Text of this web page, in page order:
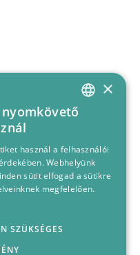
HUNGARIAN
×
használ a felhasználói
Webhelyünk
sütit elfogad a sütikre
megfelelően.
SZÜKSÉGES